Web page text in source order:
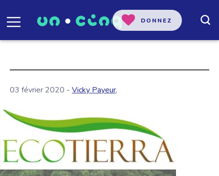
DONNEZ
03 février 2020 - Vicky Payeur,